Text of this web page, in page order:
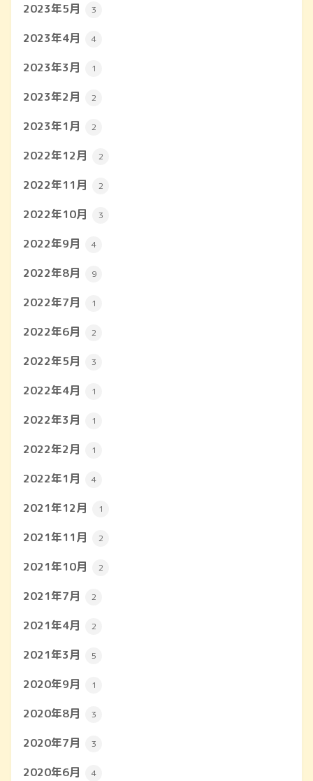
2023年5月 3
2023年4月 4
2023年3月 1
2023年2月 2
2023年1月 2
2022年12月 2
2022年11月 2
2022年10月 3
2022年9月 4
2022年8月 9
2022年7月 1
2022年6月 2
2022年5月 3
2022年4月 1
2022年3月 1
2022年2月 1
2022年1月 4
2021年12月 1
2021年11月 2
2021年10月 2
2021年7月 2
2021年4月 2
2021年3月 5
2020年9月 1
2020年8月 3
2020年7月 3
2020年6月 4